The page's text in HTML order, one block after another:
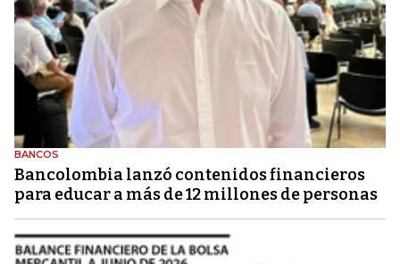
BANCOS
Bancolombia lanzó contenidos financieros
para educar a más de 12 millones de personas